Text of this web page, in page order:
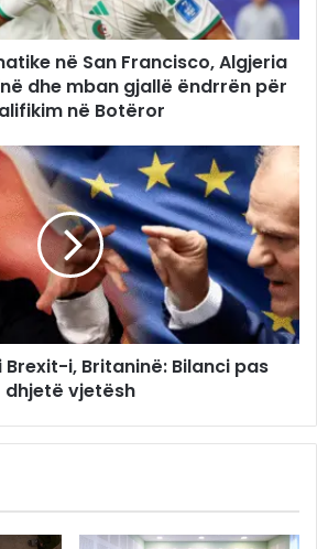
në San Francisco, Algjeria
dhe mban gjallë ëndrrën për
në Botëror
Brexit-i, Britaninë: Bilanci pas
dhjetë vjetësh